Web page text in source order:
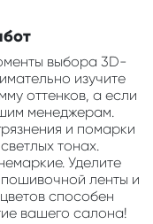
выбора 3D-
изучите
оттенков, а если
менеджерам.
и помарки
тонах.
Уделите
ленты и
способен
вашего салона!